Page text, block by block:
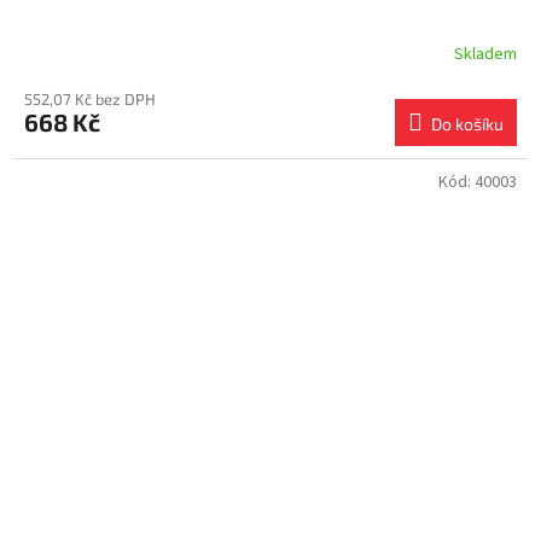
Skladem
552,07 Kč bez DPH
668 Kč Do košíku
Kód: 40003